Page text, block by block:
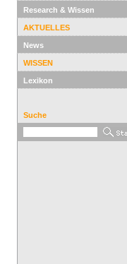
Research & Wissen
AKTUELLES
News
WISSEN
Lexikon
Suche